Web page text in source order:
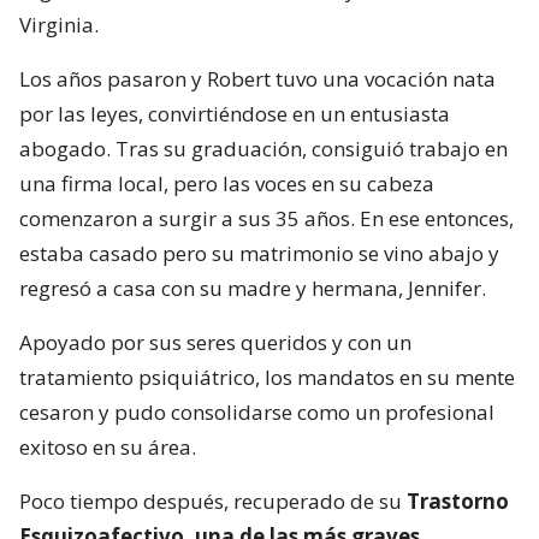
Virginia.
Los años pasaron y Robert tuvo una vocación nata
por las leyes, convirtiéndose en un entusiasta
abogado. Tras su graduación, consiguió trabajo en
una firma local, pero las voces en su cabeza
comenzaron a surgir a sus 35 años. En ese entonces,
estaba casado pero su matrimonio se vino abajo y
regresó a casa con su madre y hermana, Jennifer.
Apoyado por sus seres queridos y con un
tratamiento psiquiátrico, los mandatos en su mente
cesaron y pudo consolidarse como un profesional
exitoso en su área.
Poco tiempo después, recuperado de su Trastorno